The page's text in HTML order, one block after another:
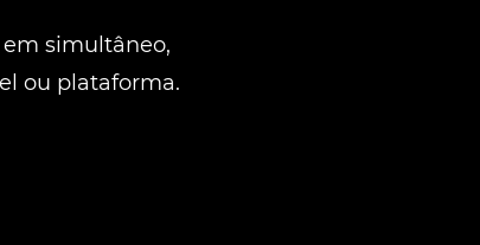
simultâneo,
ou plataforma.